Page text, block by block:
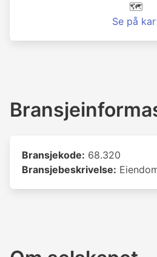
🗺️
Se på
Bransjekode: 68.320
Bransjebeskrivelse: